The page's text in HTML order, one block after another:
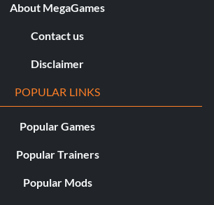
About MegaGames
Contact us
Disclaimer
POPULAR LINKS
Popular Games
Popular Trainers
Popular Mods